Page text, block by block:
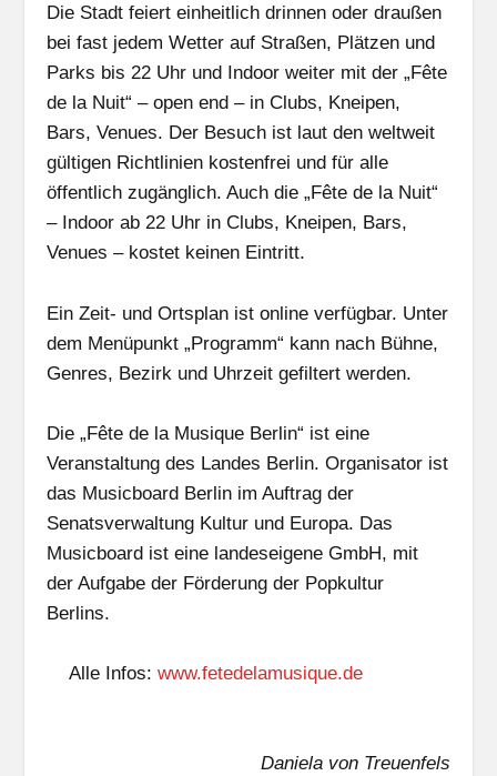
Die Stadt feiert einheitlich drinnen oder draußen
bei fast jedem Wetter auf Straßen, Plätzen und
Parks bis 22 Uhr und Indoor weiter mit der „Fête
de la Nuit“ – open end – in Clubs, Kneipen,
Bars, Venues. Der Besuch ist laut den weltweit
gültigen Richtlinien kostenfrei und für alle
öffentlich zugänglich. Auch die „Fête de la Nuit“
– Indoor ab 22 Uhr in Clubs, Kneipen, Bars,
Venues – kostet keinen Eintritt.
Ein Zeit- und Ortsplan ist online verfügbar. Unter
dem Menüpunkt „Programm“ kann nach Bühne,
Genres, Bezirk und Uhrzeit gefiltert werden.
Die „Fête de la Musique Berlin“ ist eine
Veranstaltung des Landes Berlin. Organisator ist
das Musicboard Berlin im Auftrag der
Senatsverwaltung Kultur und Europa. Das
Musicboard ist eine landeseigene GmbH, mit
der Aufgabe der Förderung der Popkultur
Berlins.
Alle Infos:www.fetedelamusique.de
Daniela von Treuenfels